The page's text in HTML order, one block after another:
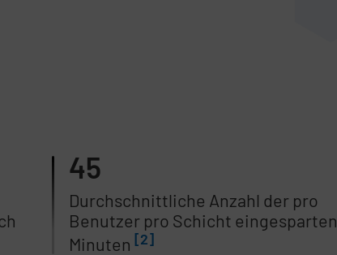
45
Durchschnittliche Anzahl der pro
Benutzer pro Schicht eingesparten
Minuten [2]